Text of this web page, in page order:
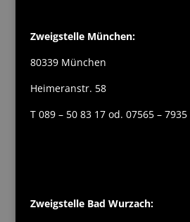
Zweigstelle München:
80339 München
Heimeranstr. 58
T 089 – 50 83 17 od. 07565 – 7935
Zweigstelle Bad Wurzach: